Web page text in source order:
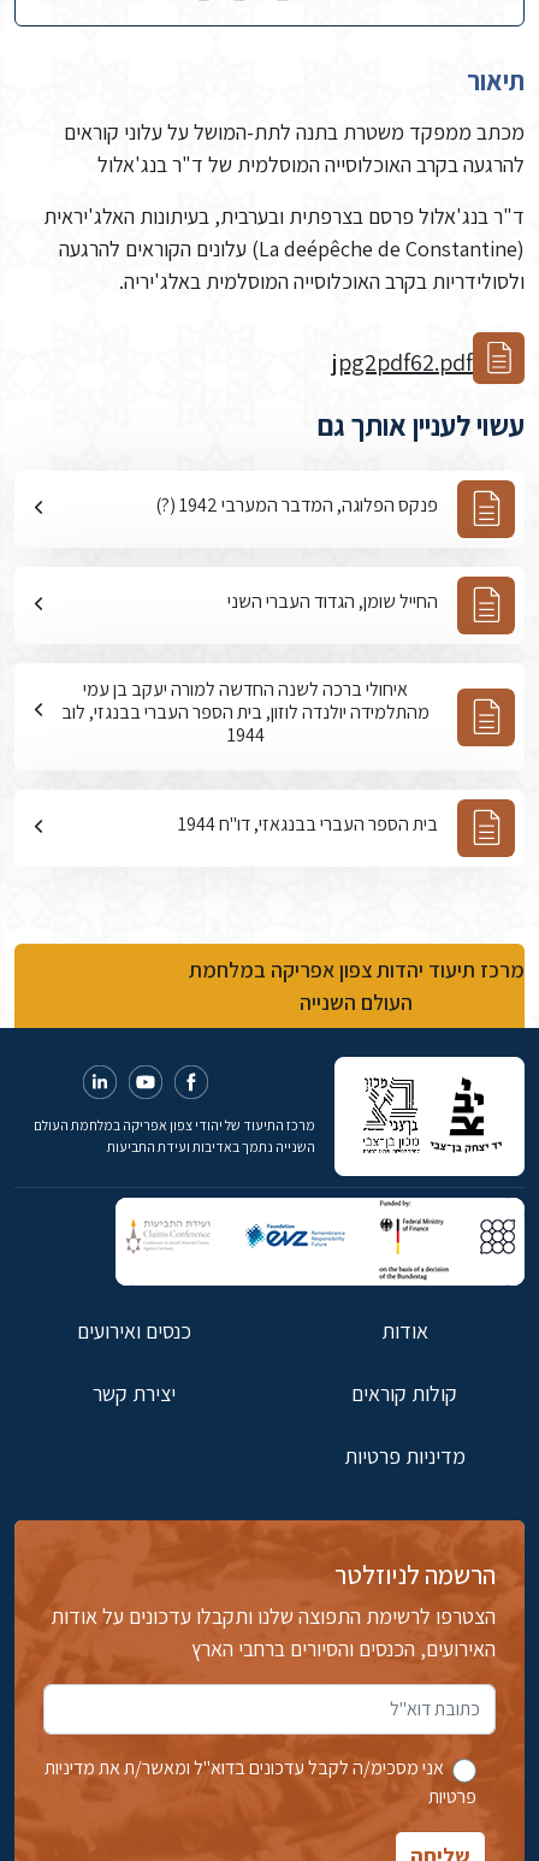
תיאור
מכתב ממפקד משטרת בתנה לתת-המושל על עלוני קוראים
להרגעה בקרב האוכלוסייה המוסלמית של ד"ר בנג'אלול
ד"ר בנג'אלול פרסם בצרפתית ובערבית, בעיתונות האלג'יראית
(La deépêche de Constantine) עלונים הקוראים להרגעה
ולסולידריות בקרב האוכלוסייה המוסלמית באלג'יריה.
jpg2pdf62.pdf
עשוי לעניין אותך גם
פנקס הפלוגה, המדבר המערבי 1942 (?)
החייל שומן, הגדוד העברי השני
איחולי ברכה לשנה החדשה למורה יעקב בן עמי
מהתלמידה יולנדה לוזון, בית הספר העברי בבנגזי, לוב
1944
בית הספר העברי בבנגאזי, דו"ח 1944
מרכז תיעוד יהדות צפון אפריקה במלחמת
העולם השנייה
מרכז התיעוד של יהודי צפון אפריקה במלחמת העולם
השנייה נתמך באדיבות ועידת התביעות
אודות כנסים ואירועים
קולות קוראים יצירת קשר
מדיניות פרטיות
הרשמה לניוזלטר
הצטרפו לרשימת התפוצה שלנו ותקבלו עדכונים על אודות
האירועים, הכנסים והסיורים ברחבי הארץ
אני מסכימ/ה לקבל עדכונים בדוא''ל ומאשר/ת את מדיניות
פרטיות